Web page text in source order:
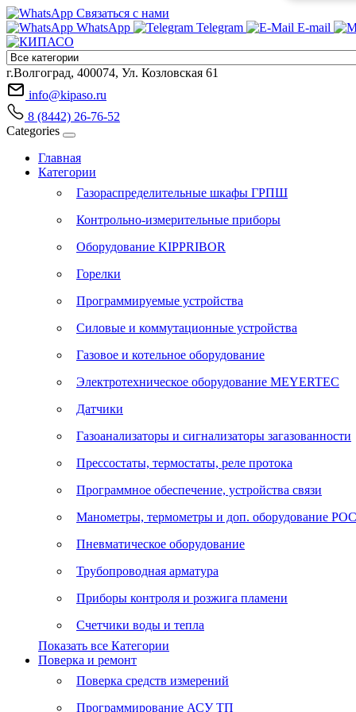
Связаться с нами
WhatsApp
Telegram E-mail
г.Волгоград, 400074, Ул. Козловская 61
info@kipaso.ru
8 (8442) 26-76-52
Categories
Главная
Категории
Газораспределительные шкафы ГРПШ
Контрольно-измерительные приборы
Оборудование KIPPRIBOR
Горелки
Программируемые устройства
Силовые и коммутационные устройства
Газовое и котельное оборудование
Электротехническое оборудование MEYERTEC
Датчики
Газоанализаторы и сигнализаторы загазованности
Прессостаты, термостаты, реле протока
Программное обеспечение, устройства связи
Манометры, термометры и доп. оборудование
Пневматическое оборудование
Трубопроводная арматура
Приборы контроля и розжига пламени
Счетчики воды и тепла
Показать все Категории
Поверка и ремонт
Поверка средств измерений
Программирование АСУ ТП